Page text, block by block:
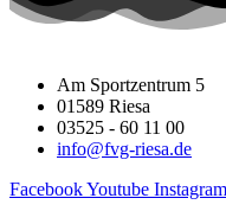
Am Sportzentrum 5
01589 Riesa
03525 - 60 11 00
info@fvg-riesa.de
FacebookYoutube Instagram